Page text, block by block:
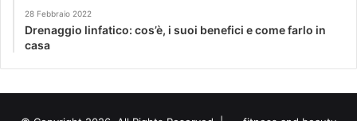
28 Febbraio 2022
Drenaggio linfatico: cos’è, i suoi benefici e come farlo in
casa